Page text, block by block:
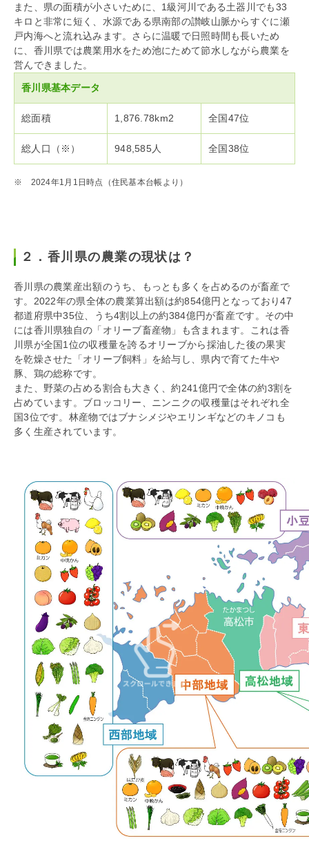
また、県の面積が小さいために、1級河川である土器川でも33
キロと非常に短く、水源である県南部の讃岐山脈からすぐに瀬
戸内海へと流れ込みます。さらに温暖で日照時間も長いため
に、香川県では農業用水をため池にためて節水しながら農業を
営んできました。
香川県基本データ
総面積 1,876.78km2 全国47位
総人口（※） 948,585人 全国38位
※ 2024年1月1日時点（住民基本台帳より）
２．香川県の農業の現状は？
香川県の農業産出額のうち、もっとも多くを占めるのが畜産で
す。2022年の県全体の農業算出額は約854億円となっており47
都道府県中35位、うち4割以上の約384億円が畜産です。その中
には香川県独自の「オリーブ畜産物」も含まれます。これは香
川県が全国1位の収穫量を誇るオリーブから採油した後の果実
を乾燥させた「オリーブ飼料」を給与し、県内で育てた牛や
豚、鶏の総称です。
また、野菜の占める割合も大きく、約241億円で全体の約3割を
占めています。ブロッコリー、ニンニクの収穫量はそれぞれ全
国3位です。林産物ではブナシメジやエリンギなどのキノコも
多く生産されています。